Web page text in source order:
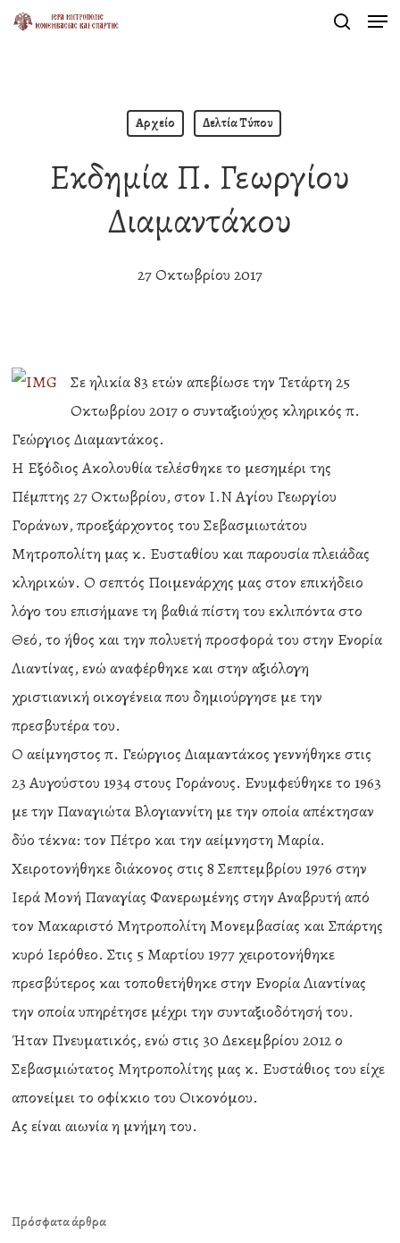
Skip
Αρχείο Δελτία Τύπου
Εκδημία Π. Γεωργίου
Διαμαντάκου
27 Οκτωβρίου 2017
Σε ηλικία 83 ετών απεβίωσε την Τετάρτη 25
Οκτωβρίου 2017 ο συνταξιούχος κληρικός π.
Γεώργιος Διαμαντάκος.
Η Εξόδιος Ακολουθία τελέσθηκε το μεσημέρι της
Πέμπτης 27 Οκτωβρίου, στον Ι.Ν Αγίου Γεωργίου
Γοράνων, προεξάρχοντος του Σεβασμιωτάτου
Μητροπολίτη μας κ. Ευσταθίου και παρουσία πλειάδας
κληρικών. Ο σεπτός Ποιμενάρχης μας στον επικήδειο
λόγο του επισήμανε τη βαθιά πίστη του εκλιπόντα στο
Θεό, το ήθος και την πολυετή προσφορά του στην Ενορία
Λιαντίνας, ενώ αναφέρθηκε και στην αξιόλογη
χριστιανική οικογένεια που δημιούργησε με την
πρεσβυτέρα του.
Ο αείμνηστος π. Γεώργιος Διαμαντάκος γεννήθηκε στις
23 Αυγούστου 1934 στους Γοράνους. Ενυμφεύθηκε το 1963
με την Παναγιώτα Βλογιαννίτη με την οποία απέκτησαν
δύο τέκνα: τον Πέτρο και την αείμνηστη Μαρία.
Χειροτονήθηκε διάκονος στις 8 Σεπτεμβρίου 1976 στην
Ιερά Μονή Παναγίας Φανερωμένης στην Αναβρυτή από
τον Μακαριστό Μητροπολίτη Μονεμβασίας και Σπάρτης
κυρό Ιερόθεο. Στις 5 Μαρτίου 1977 χειροτονήθηκε
πρεσβύτερος και τοποθετήθηκε στην Ενορία Λιαντίνας
την οποία υπηρέτησε μέχρι την συνταξιοδότησή του.
Ήταν Πνευματικός, ενώ στις 30 Δεκεμβρίου 2012 ο
Σεβασμιώτατος Μητροπολίτης μας κ. Ευστάθιος του είχε
απονείμει το οφίκκιο του Οικονόμου.
Ας είναι αιωνία η μνήμη του.
Πρόσφατα άρθρα